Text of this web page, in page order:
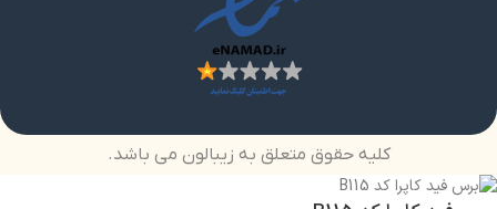
کلیه حقوق متعلق به زیبالون می باشد.